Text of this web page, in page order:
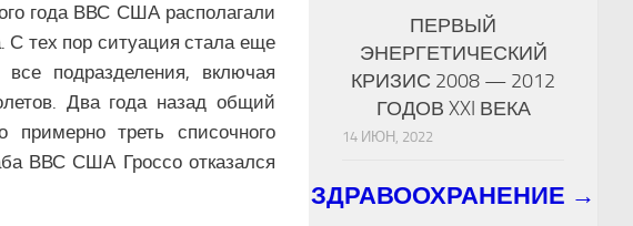
года ВВС США располагали
С тех пор ситуация стала еще
подразделения, включая
Два года назад общий
треть списочного
ВВС США Гроссо отказался
ПЕРВЫЙ
ЭНЕРГЕТИЧЕСКИЙ
КРИЗИС 2008 — 2012
ГОДОВ XXI ВЕКА
14 ИЮН, 2022
ЗДРАВООХРАНЕНИЕ →